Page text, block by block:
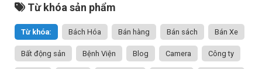
Từ khóa sản phẩm
Từ khóa: Bách Hóa Bán hàng Bán sách Bán Xe
Bất động sản Bệnh Viện Blog Camera Công ty